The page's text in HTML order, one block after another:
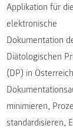
Applikation für die
elektronische
Dokumentation
Diätologischen
(DP) in
minimieren,
standardisieren,